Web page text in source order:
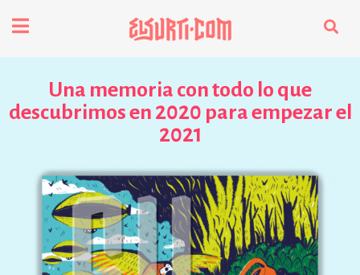
Futuros
Oligarquía
Despacio Sonoro
Una memoria con todo lo que
descubrimos en 2020 para empezar el
2021